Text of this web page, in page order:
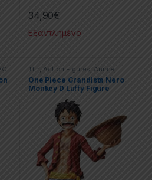
34,90€
Εξαντλημένο
11in,Action Figures, Anime,
Movies & TV Series, One-Piece
PVC Figures
One Piece Grandista Nero
Monkey D Luffy Figure